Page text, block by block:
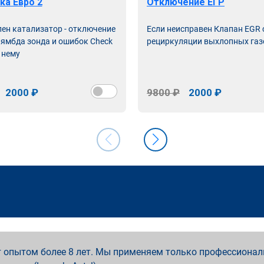
катализатор - отключение
зонда и ошибок Check
нему
2000 ₽
Если неисправен Клапан EGR
рециркуляции выхлопных
9800 ₽ 2000 ₽
более 8 лет. Мы применяем только